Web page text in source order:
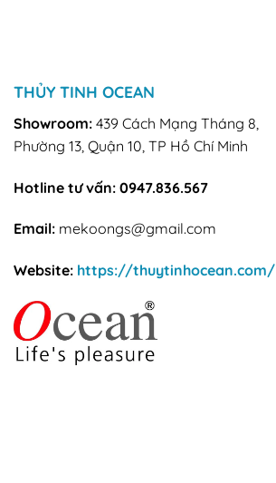
THỦY TINH OCEAN
Showroom: 439 Cách Mạng Tháng 8,
Phường 13, Quận 10, TP Hồ Chí Minh
Hotline tư vấn: 0947.836.567
Email: mekoongs@gmail.com
Website: https://thuytinhocean.com/